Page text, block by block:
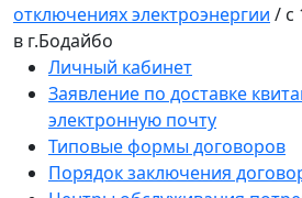
отключениях электроэнергии / с
в г.Бодайбо
Личный кабинет
Заявление по доставке
электронную почту
Типовые формы договоров
Порядок заключения